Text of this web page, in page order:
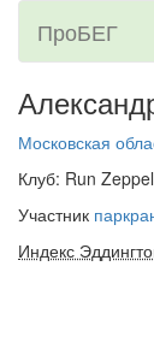
ПроБЕГ
Московская
Клуб: Run
Участник
Индекс